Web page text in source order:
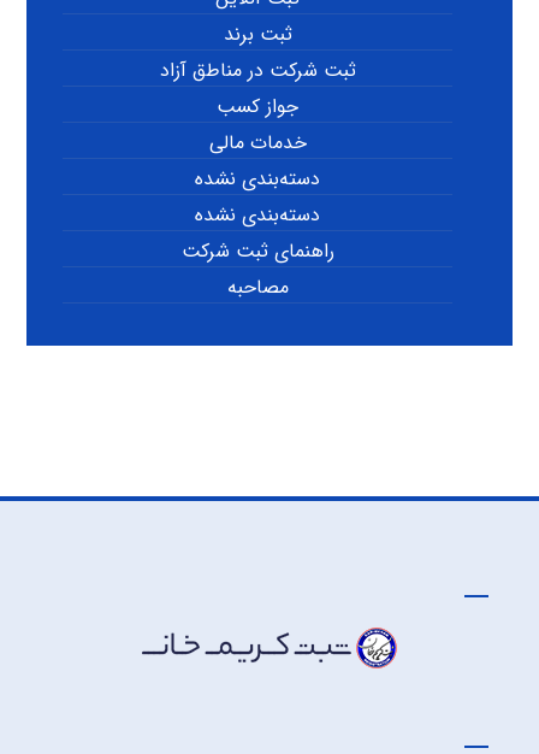
ثبت برند
ثبت شرکت در مناطق آزاد
جواز کسب
خدمات مالی
دسته‌بندی نشده
دسته‌بندی نشده
راهنمای ثبت شرکت
مصاحبه